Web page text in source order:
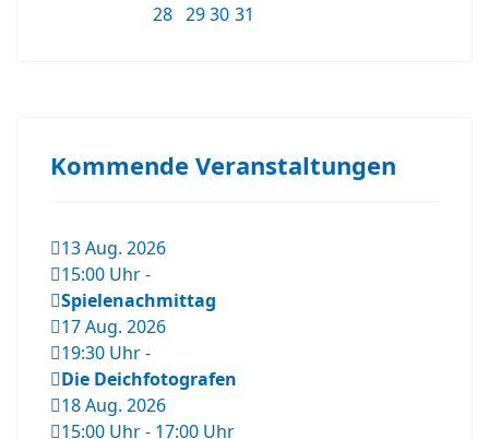
28 2930 31
Kommende Veranstaltungen
13 Aug. 2026
15:00 Uhr-
Spielenachmittag
17 Aug. 2026
19:30 Uhr-
Die Deichfotografen
18 Aug. 2026
15:00 Uhr- 17:00 Uhr